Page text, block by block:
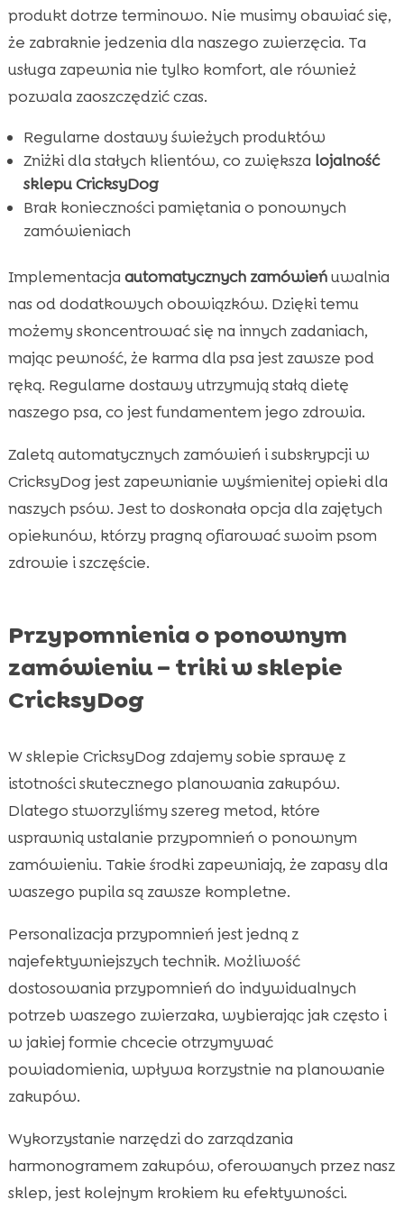
produkt dotrze terminowo. Nie musimy obawiać się,
że zabraknie jedzenia dla naszego zwierzęcia. Ta
usługa zapewnia nie tylko komfort, ale również
pozwala zaoszczędzić czas.
Regularne dostawy świeżych produktów
Zniżki dla stałych klientów, co zwiększa lojalność
sklepu CricksyDog
Brak konieczności pamiętania o ponownych
zamówieniach
Implementacja automatycznych zamówieńuwalnia
nas od dodatkowych obowiązków. Dzięki temu
możemy skoncentrować się na innych zadaniach,
mając pewność, że karma dla psa jest zawsze pod
ręką. Regularne dostawy utrzymują stałą dietę
naszego psa, co jest fundamentem jego zdrowia.
Zaletą automatycznych zamówień i subskrypcji w
CricksyDog jest zapewnianie wyśmienitej opieki dla
naszych psów. Jest to doskonała opcja dla zajętych
opiekunów, którzy pragną ofiarować swoim psom
zdrowie i szczęście.
Przypomnienia o ponownym
zamówieniu – triki w sklepie
CricksyDog
W sklepie CricksyDog zdajemy sobie sprawę z
istotności skutecznego planowania zakupów.
Dlatego stworzyliśmy szereg metod, które
usprawnią ustalanie przypomnień o ponownym
zamówieniu. Takie środki zapewniają, że zapasy dla
waszego pupila są zawsze kompletne.
Personalizacja przypomnień jest jedną z
najefektywniejszych technik. Możliwość
dostosowania przypomnień do indywidualnych
potrzeb waszego zwierzaka, wybierając jak często i
w jakiej formie chcecie otrzymywać
powiadomienia, wpływa korzystnie na planowanie
zakupów.
Wykorzystanie narzędzi do zarządzania
harmonogramem zakupów, oferowanych przez nasz
sklep, jest kolejnym krokiem ku efektywności.